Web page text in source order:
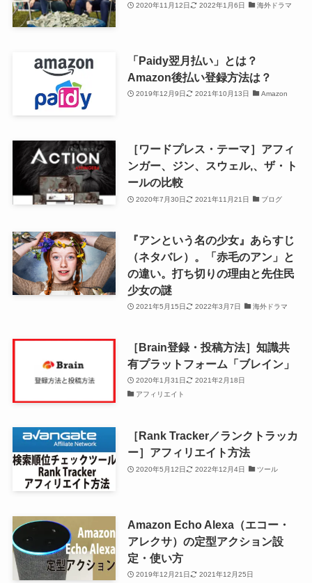
2020年11月12日 2022年1月6日 海外ドラマ
「Paidy翌月払い」とは？
Amazon後払い登録方法は？
2019年12月9日 2021年10月13日 Amazon
［ワードプレス・テーマ］アフィ
ンガー、ジン、スウェル,、ザ・ト
ールの比較
2020年7月30日 2021年11月21日 ブログ
『アンという名の少女』あらすじ
（ネタバレ）。「赤毛のアン」と
の違い。打ち切りの理由と先住民
少女の謎
2021年5月15日 2022年3月7日 海外ドラマ
［Brain登録・投稿方法］知識共
有プラットフォーム「ブレイン」
2020年1月31日
2021年2月18日
アフィリエイト
［Rank Tracker／ランクトラッカ
ー］アフィリエイト方法
2020年5月12日 2022年12月4日 ツール
Amazon Echo Alexa（エコー・
アレクサ）の定型アクション設
定・使い方
2019年12月21日 2021年12月25日